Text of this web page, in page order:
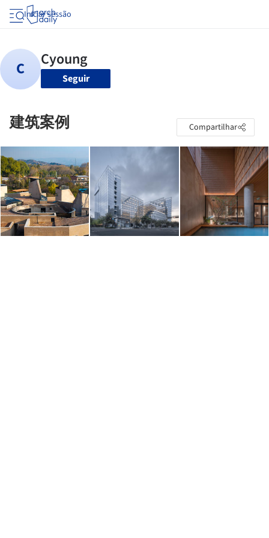
Iniciar sessão
Seguir
建筑案例 Compartilhar